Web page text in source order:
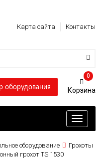
Карта сайта Контакты
оборудования
0
Toggle
оборудование
Грохоты
грохот TS 1530